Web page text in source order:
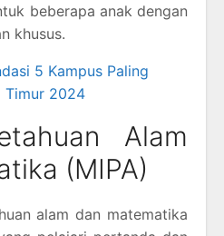
beberapa anak dengan
khusus.
5 Kampus Paling
Timur 2024
Alam
(MIPA)
alam dan matematika